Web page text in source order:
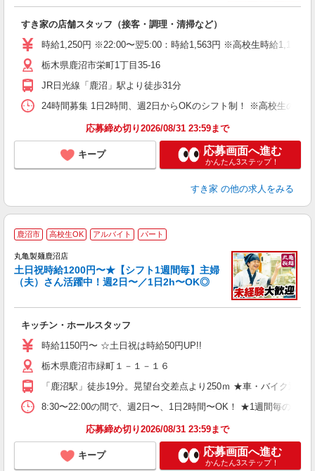
すき家の店舗スタッフ（接客・調理・清掃など）
時給1,250円 ※22:00〜翌5:00：時給1,563円 ※高校生時給1,150
栃木県鹿沼市栄町1丁目35-16
JR日光線「鹿沼」駅より徒歩31分
24時間募集 1日2時間、週2日からOKのシフト制！ ※高校生のシ
応募締め切り2026/08/31 23:59まで
キープ 応募画面へ進む
かんたん3ステップ！
すき家 の他の求人をみる
鹿沼市 高校生OK アルバイト パート
丸亀製麺鹿沼店
土日祝時給1200円〜★【シフト1週間毎】主婦
（夫）さん活躍中！週2日〜／1日2h〜OK◎
キッチン・ホールスタッフ
時給1150円〜 ☆土日祝は時給50円UP!!
栃木県鹿沼市緑町１－１－１６
「鹿沼駅」徒歩19分。晃望台交差点より250ｍ ★車・バイク通
8:30〜22:00の間で、週2日〜、1日2時間〜OK！ ★1週間毎の希
応募締め切り2026/08/31 23:59まで
キープ 応募画面へ進む
かんたん3ステップ！